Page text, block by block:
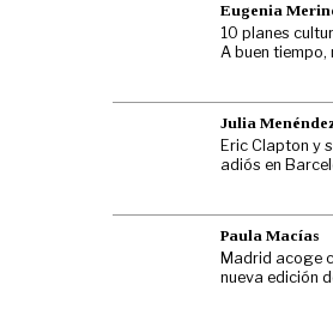
Eugenia
10 planes
A buen tiempo,
Julia
Eric Clapton y
adiós en
Paula Macías
Madrid acoge
nueva edición